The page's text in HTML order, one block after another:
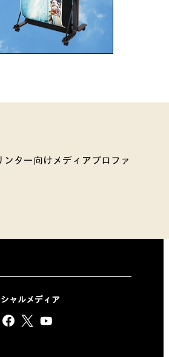
ター向けメディアプロファ
ャルメディア